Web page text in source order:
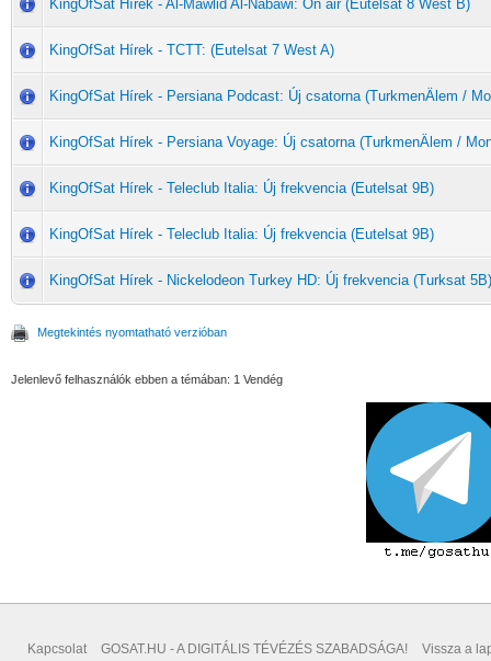
KingOfSat Hírek - Al-Mawlid Al-Nabawi: On air (Eutelsat 8 West B)
KingOfSat Hírek - TCTT: (Eutelsat 7 West A)
KingOfSat Hírek - Persiana Podcast: Új csatorna (TurkmenÄlem /
KingOfSat Hírek - Persiana Voyage: Új csatorna (TurkmenÄlem /
KingOfSat Hírek - Teleclub Italia: Új frekvencia (Eutelsat 9B)
KingOfSat Hírek - Teleclub Italia: Új frekvencia (Eutelsat 9B)
KingOfSat Hírek - Nickelodeon Turkey HD: Új frekvencia (Turksat 5B)
Megtekintés nyomtatható verzióban
Jelenlevő felhasználók ebben a témában: 1 Vendég
Kapcsolat GOSAT.HU - A DIGITÁLIS TÉVÉZÉS SZABADSÁGA! Vissza a